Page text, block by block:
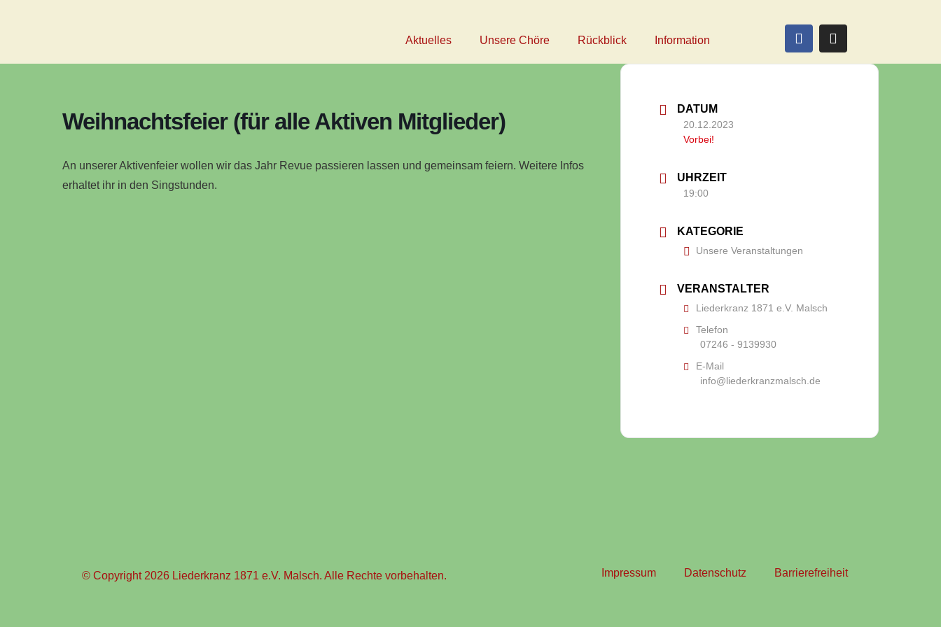
Aktuelles Unsere Chöre Rückblick Information
Weihnachtsfeier (für alle Aktiven Mitglieder)
An unserer Aktivenfeier wollen wir das Jahr Revue passieren lassen und gemeinsam feiern. Weitere Infos
erhaltet ihr in den Singstunden.
DATUM
20.12.2023
Vorbei!
UHRZEIT
19:00
KATEGORIE
Unsere Veranstaltungen
VERANSTALTER
Liederkranz 1871 e.V. Malsch
Telefon
07246 - 9139930
E-Mail
info@liederkranzmalsch.de
© Copyright 2026 Liederkranz 1871 e.V. Malsch. Alle Rechte vorbehalten. Impressum Datenschutz Barrierefreiheit